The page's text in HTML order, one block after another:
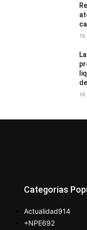
16
16
Categorias
Actualidad914
+NPE692